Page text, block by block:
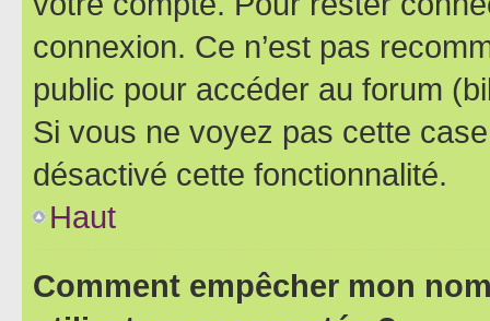
connexion. Ce n’est pas
public pour accéder au forum
Si vous ne voyez pas cette
désactivé cette fonctionnalité.
Haut
Comment empêcher mon